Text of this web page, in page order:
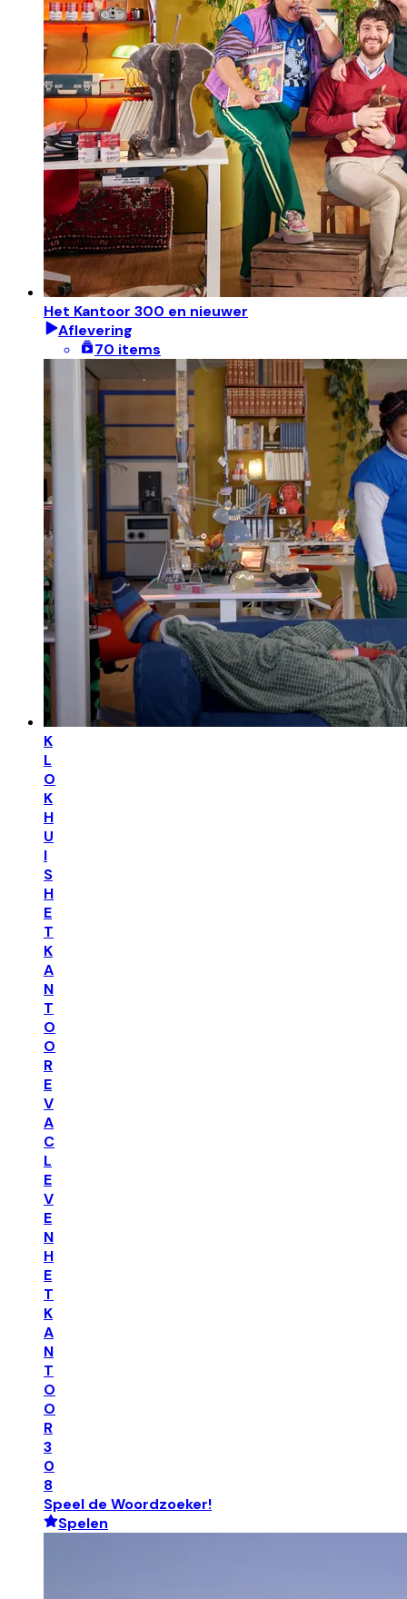
Het Kantoor 300 en nieuwer
Aflevering
70 items
K
L
O
K
H
U
I
S
H
E
T
K
A
N
T
O
O
R
E
V
A
C
L
E
V
E
N
H
E
T
K
A
N
T
O
O
R
3
0
8
Speel de Woordzoeker!
Spelen